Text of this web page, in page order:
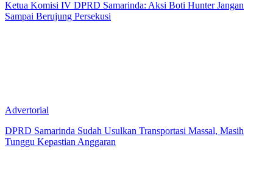
Ketua Komisi IV DPRD Samarinda: Aksi Boti Hunter Jangan
Sampai Berujung Persekusi
Advertorial
DPRD Samarinda Sudah Usulkan Transportasi Massal, Masih
Tunggu Kepastian Anggaran